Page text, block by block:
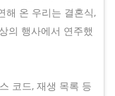
해 온 우리는 결혼식,
의 행사에서 연주했
코드, 재생 목록 등